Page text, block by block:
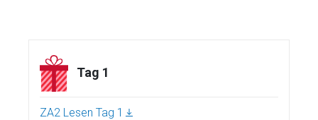
Tag 1
ZA2 Lesen Tag 1